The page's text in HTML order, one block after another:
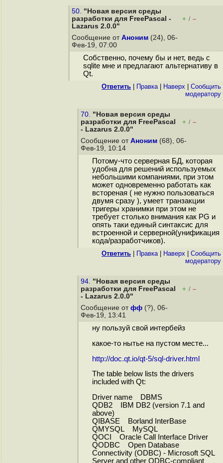
50. "Новая версия среды
разработки для FreePascal -
Lazarus 2.0.0"
+ / –
Сообщение от Аноним (24), 06-
Фев-19, 07:00
Собственно, почему бы и нет, ведь с
sqlite мне и предлагают альтернативу в
Qt.
Ответить Правка| Наверх
Cообщить
модератору
70. "Новая версия среды
разработки для FreePascal
- Lazarus 2.0.0"
+ / –
Сообщение от Аноним (68), 06-
Фев-19, 10:14
Потому-что серверная БД, которая
удобна для решений используемых
небольшими компаниями, при этом
может одновременно работать как
встореная ( не нужно пользоваться
двумя сразу ), умеет транзакции
тригеры хранимки при этом не
требует столько внимания как PG и
опять таки единый синтаксис для
встроенной и серверной(унификация
кода/разработчиков).
Ответить Правка| Наверх
Cообщить
модератору
94. "Новая версия среды
разработки для FreePascal
- Lazarus 2.0.0"
+ / –
Сообщение от фф (?), 06-
Фев-19, 13:41
ну пользуй свой интербейз
какое-то нытье на пустом месте...
http://doc.qt.io/qt-5/sql-driver.html
The table below lists the drivers
included with Qt:
Driver name DBMS
QDB2 IBM DB2 (version 7.1 and
above)
QIBASE Borland InterBase
QMYSQL MySQL
QOCI Oracle Call Interface Driver
QODBC Open Database
Connectivity (ODBC) - Microsoft SQL
Server and other ODBC-compliant